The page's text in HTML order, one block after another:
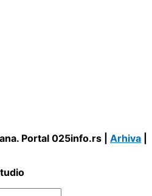
Portal 025info.rs | Arhiva